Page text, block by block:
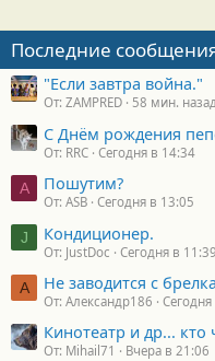
Последние
"Если завтра война."
От: ZAMPRED 58 мин.
С Днём рождения
От: RRC Сегодня в 14:34
A Пошутим?
От: ASB Сегодня в 13:05
J Кондиционер.
От: JustDoc Сегодня в 11:39
А Не заводится с
От: Александр186
Кинотеатр и др... кто
От: Mihail71 Вчера в 21:06